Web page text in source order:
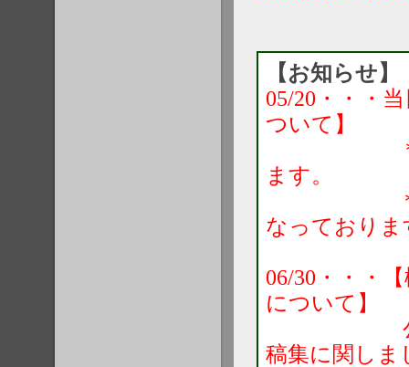
【お知らせ】
05/20・・・
ついて】
＊お支払
ます。
＊お支
なっておりま
06/30・・・
について】
公式HP
稿集に関しま